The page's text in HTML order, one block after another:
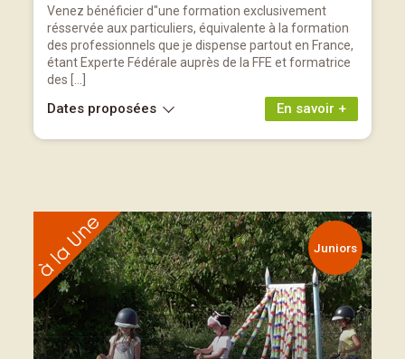
Venez bénéficier d"une formation exclusivement
résservée aux particuliers, équivalente à la formation
des professionnels que je dispense partout en France,
étant Experte Fédérale auprès de la FFE et formatrice
des […]
En savoir +
Dates proposées
Juniors